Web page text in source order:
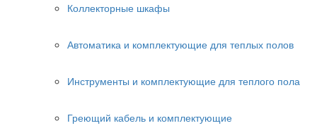
Коллекторные шкафы
Автоматика и комплектующие для теплых полов
Инструменты и комплектующие для теплого пола
Греющий кабель и комплектующие